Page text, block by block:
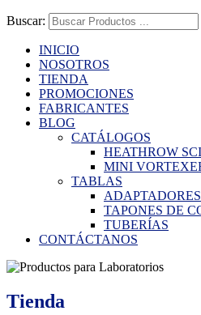
Buscar:
INICIO
NOSOTROS
TIENDA
PROMOCIONES
FABRICANTES
BLOG
CATÁLOGOS
HEATHROW
MINI
TABLAS
TAPONES DE
TUBERÍAS
CONTÁCTANOS
Tienda